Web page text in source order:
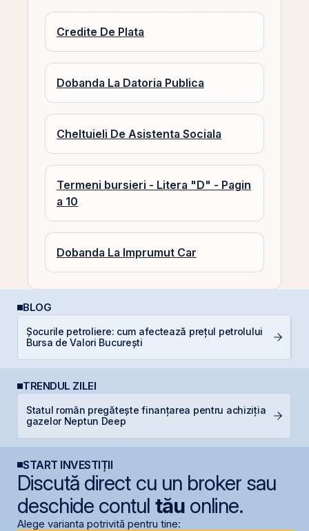
Credite De Plata
Dobanda La Datoria Publica
Cheltuieli De Asistenta Sociala
Termeni bursieri - Litera "D" - Pagin
a 10
Dobanda La Imprumut Car
BLOG
Șocurile petroliere: cum afectează prețul petrolului
Bursa de Valori București
TRENDUL ZILEI
Statul român pregătește finanțarea pentru achiziția
gazelor Neptun Deep
START INVESTIȚII
Discută direct cu un broker sau
deschide contul tăuonline.
Alege varianta potrivită pentru tine: